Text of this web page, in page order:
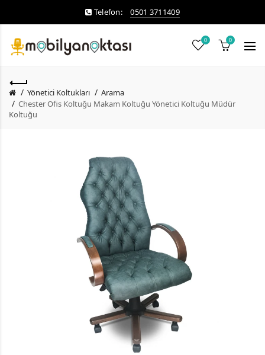
Telefon: 0501 3711409
0 0
Yönetici Koltukları
Arama
Chester Ofis Koltuğu Makam Koltuğu Yönetici Koltuğu Müdür
Koltuğu